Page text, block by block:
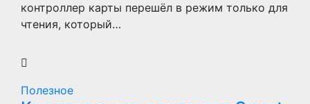
контроллер карты перешёл в режим только для
чтения, который…
Полезное